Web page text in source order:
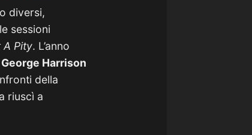
diversi,
sessioni
A Pity. L’anno
Harrison
della
riuscì a